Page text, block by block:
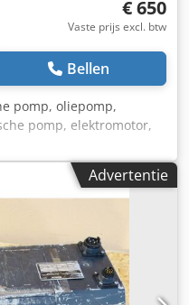
€ 650
Vaste prijs excl. btw
Bellen
pomp, oliepomp,
pomp, elektromotor,
-Fabrikant: Bosch,
eenheid van elektrische
20 -Hydraulische
Type 1 547 220 524 24 V
24 V 2,2 kW -Met: Tank
-Prijs: per stuk
220/120/H370 mm -
Advertentie